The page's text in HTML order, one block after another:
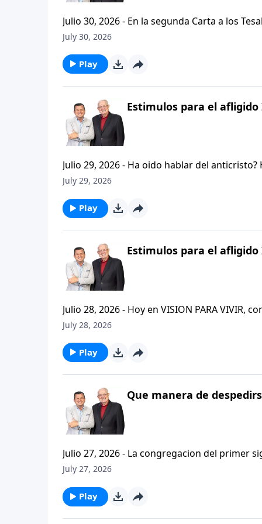
Julio 30, 2026 - En la segunda Carta a los
permanezcan firmes y aferrados a las
del mensaje que comenzamos hace un par
July 30, 2026
Play
Estimulos para el
Julio 29, 2026 - Ha oido hablar del
que se refiere la Biblia cuando usa la palabra
capitulo de 2 Tesalonicenses y escuchemos
AFLIGIDO.
July 29, 2026
Play
Estimulos para el afligido
Julio 28, 2026 - Hoy en VISION PARA
CRISTIANISMO FIRME: UN ESTUDIO DE 2
el pastor Carlos A. Zazueta titulo: "ESTIMULOS
July 28, 2026
Play
Que manera de
Julio 27, 2026 - La congregacion del primer
interpersonales cristianas y genuinas. Se afirmaban mutuamente. Daban cuentas de si mismos unos con
que significa desarrollar relaciones
July 27, 2026
Play